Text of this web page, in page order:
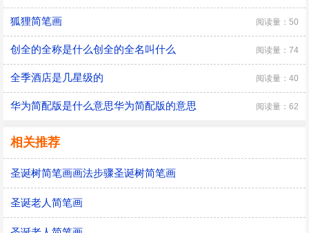
狐狸简笔画 阅读量：50
创全的全称是什么创全的全名叫什么 阅读量：74
全季酒店是几星级的 阅读量：40
华为简配版是什么意思华为简配版的意思 阅读量：62
相关推荐
圣诞树简笔画画法步骤圣诞树简笔画
圣诞老人简笔画